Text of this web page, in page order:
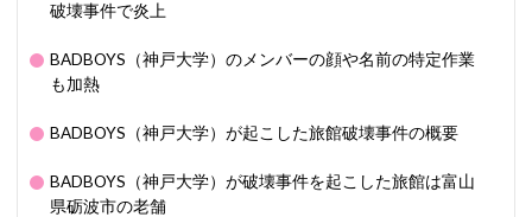
破壊事件で炎上
BADBOYS（神戸大学）のメンバーの顔や名前の特定作業
も加熱
BADBOYS（神戸大学）が起こした旅館破壊事件の概要
BADBOYS（神戸大学）が破壊事件を起こした旅館は富山
県砺波市の老舗